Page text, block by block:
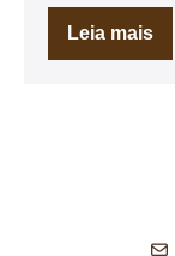
Leia mais